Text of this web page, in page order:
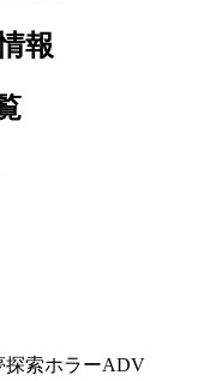
報
探索ホラーADV